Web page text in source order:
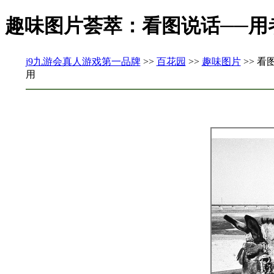
趣味图片荟萃：看图说话──
j9九游会真人游戏第一品牌>> 百花园 >> 趣味图片>> 看
用